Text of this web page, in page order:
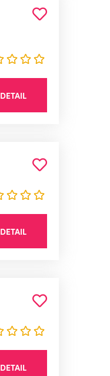
DETAIL
DETAIL
DETAIL